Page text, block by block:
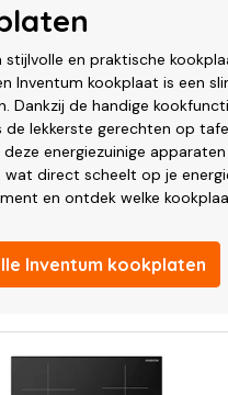
stijlvolle en praktische
Inventum kookplaat is een
Dankzij de handige
lekkerste gerechten op
energiezuinige
wat direct scheelt op je
en ontdek welke
Inventum kookplaten